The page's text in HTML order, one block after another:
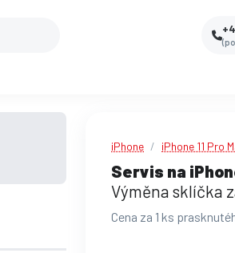
iPhone iPhone 11 Pro
Servis na
Výměna sklíčka
Cena za 1 ks